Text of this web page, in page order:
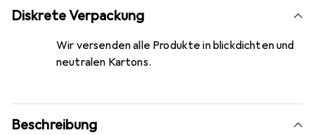
Diskrete Verpackung
Wir versenden alle Produkte in blickdichten und
neutralen Kartons.
Beschreibung